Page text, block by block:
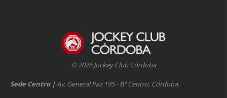
© 2026 Jockey Club Córdoba
Sede Centro |Av. General Paz 195 - Bº Centro, Córdoba.